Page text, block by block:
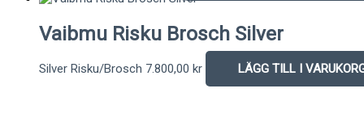
Vaibmu Risku Brosch Silver
Silver Risku/Brosch 7.800,00 kr LÄGG TILL I